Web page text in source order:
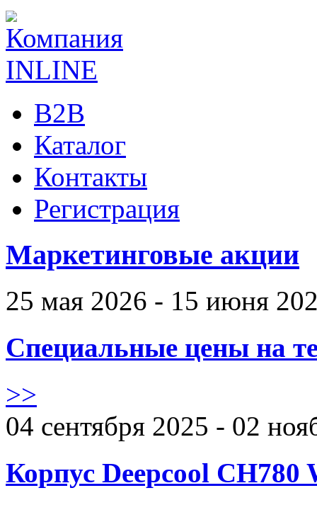
B2B
Каталог
Контакты
Регистрация
Маркетинговые акции
25 мая 2026 - 15 июня
Специальные цены на
>>
04 сентября 2025 - 02
Корпус Deepcool CH780